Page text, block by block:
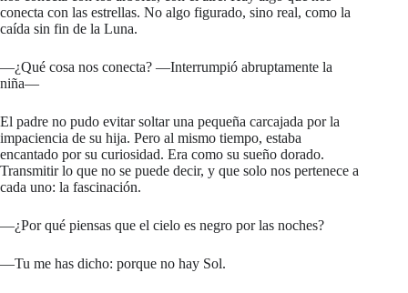
conecta con las estrellas. No algo figurado, sino real, como la
caída sin fin de la Luna.
—¿Qué cosa nos conecta? —Interrumpió abruptamente la
niña—
El padre no pudo evitar soltar una pequeña carcajada por la
impaciencia de su hija. Pero al mismo tiempo, estaba
encantado por su curiosidad. Era como su sueño dorado.
Transmitir lo que no se puede decir, y que solo nos pertenece a
cada uno: la fascinación.
—¿Por qué piensas que el cielo es negro por las noches?
—Tu me has dicho: porque no hay Sol.